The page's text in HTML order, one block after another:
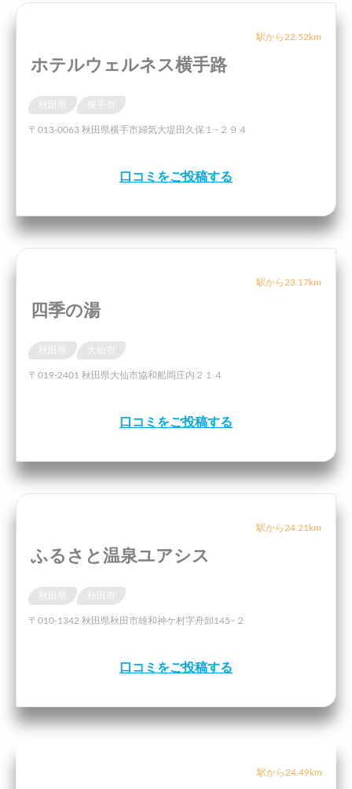
駅から22.52km
ホテルウェルネス横手路
〒013-0063 秋田県横手市婦気大堤田久保１−２９４
口コミをご投稿する
駅から23.17km
四季の湯
〒019-2401 秋田県大仙市協和船岡庄内２１４
口コミをご投稿する
駅から24.21km
ふるさと温泉ユアシス
〒010-1342 秋田県秋田市雄和神ケ村字舟卸145−２
口コミをご投稿する
駅から24.49km